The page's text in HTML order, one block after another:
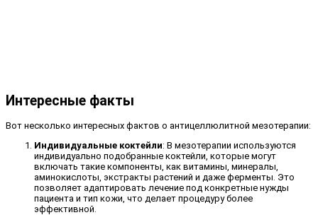
Интересные факты
Вот несколько интересных фактов о антицеллюлитной мезотерапии:
Индивидуальные коктейли: В мезотерапии используются
индивидуально подобранные коктейли, которые могут
включать такие компоненты, как витамины, минералы,
аминокислоты, экстракты растений и даже ферменты. Это
позволяет адаптировать лечение под конкретные нужды
пациента и тип кожи, что делает процедуру более
эффективной.